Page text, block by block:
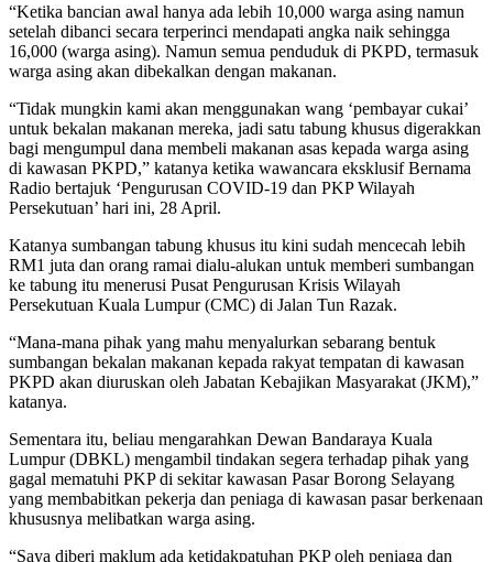
“Ketika bancian awal hanya ada lebih 10,000 warga asing namun
setelah dibanci secara terperinci mendapati angka naik sehingga
16,000 (warga asing). Namun semua penduduk di PKPD, termasuk
warga asing akan dibekalkan dengan makanan.
“Tidak mungkin kami akan menggunakan wang ‘pembayar cukai’
untuk bekalan makanan mereka, jadi satu tabung khusus digerakkan
bagi mengumpul dana membeli makanan asas kepada warga asing
di kawasan PKPD,” katanya ketika wawancara eksklusif Bernama
Radio bertajuk ‘Pengurusan COVID-19 dan PKP Wilayah
Persekutuan’ hari ini, 28 April.
Katanya sumbangan tabung khusus itu kini sudah mencecah lebih
RM1 juta dan orang ramai dialu-alukan untuk memberi sumbangan
ke tabung itu menerusi Pusat Pengurusan Krisis Wilayah
Persekutuan Kuala Lumpur (CMC) di Jalan Tun Razak.
“Mana-mana pihak yang mahu menyalurkan sebarang bentuk
sumbangan bekalan makanan kepada rakyat tempatan di kawasan
PKPD akan diuruskan oleh Jabatan Kebajikan Masyarakat (JKM),”
katanya.
Sementara itu, beliau mengarahkan Dewan Bandaraya Kuala
Lumpur (DBKL) mengambil tindakan segera terhadap pihak yang
gagal mematuhi PKP di sekitar kawasan Pasar Borong Selayang
yang membabitkan pekerja dan peniaga di kawasan pasar berkenaan
khususnya melibatkan warga asing.
“Saya diberi maklum ada ketidakpatuhan PKP oleh peniaga dan